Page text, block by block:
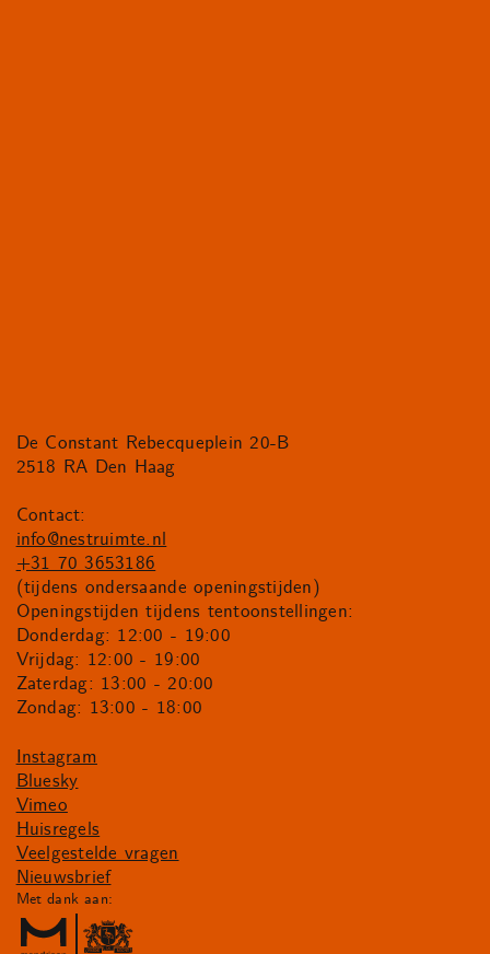
De Constant Rebecqueplein 20-B
2518 RA Den Haag
Contact:
info@nestruimte.nl
+31 70 3653186
(tijdens ondersaande openingstijden)
Openingstijden tijdens tentoonstellingen:
Donderdag: 12:00 - 19:00
Vrijdag: 12:00 - 19:00
Zaterdag: 13:00 - 20:00
Zondag: 13:00 - 18:00
Instagram
Bluesky
Vimeo
Huisregels
Veelgestelde vragen
Nieuwsbrief
Met dank aan: